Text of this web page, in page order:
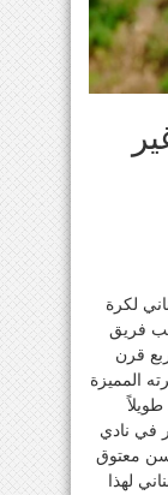
لكرة
فريق
قرن
مسيرته المميزة
في نادي
معتوق
لهذا